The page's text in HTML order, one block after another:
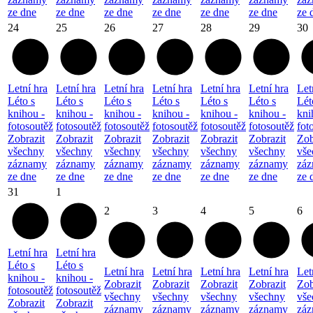
ze dne
ze dne
ze dne
ze dne
ze dne
ze dne
ze
24
Letní hra
Léto s
knihou -
fotosoutěž
Zobrazit
všechny
záznamy
ze dne
25
Letní hra
Léto s
knihou -
fotosoutěž
Zobrazit
všechny
záznamy
ze dne
26
Letní hra
Léto s
knihou -
fotosoutěž
Zobrazit
všechny
záznamy
ze dne
27
Letní hra
Léto s
knihou -
fotosoutěž
Zobrazit
všechny
záznamy
ze dne
28
Letní hra
Léto s
knihou -
fotosoutěž
Zobrazit
všechny
záznamy
ze dne
29
Letní hra
Léto s
knihou -
fotosoutěž
Zobrazit
všechny
záznamy
ze dne
30
ze
31
Letní hra
Léto s
knihou -
fotosoutěž
Zobrazit
1
Letní hra
Léto s
knihou -
fotosoutěž
Zobrazit
2
Letní hra
Zobrazit
všechny
záznamy
3
Letní hra
Zobrazit
všechny
záznamy
4
Letní hra
Zobrazit
všechny
záznamy
5
Letní hra
Zobrazit
všechny
záznamy
6